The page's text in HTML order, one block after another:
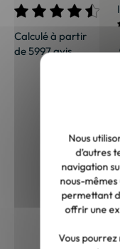
Calculé à partir
de 5997 avis.
Nous
d’autres
navigation
nous-
permettant
offrir une
Vous